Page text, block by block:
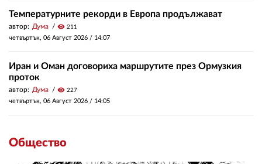
Температурните рекорди в Европа продължават
автор: Дума visibility 211
четвъртък, 06 Август 2026 / 14:07
Иран и Оман договориха маршрутите през Ормузкия
проток
автор: Дума visibility 227
четвъртък, 06 Август 2026 / 14:05
Общество